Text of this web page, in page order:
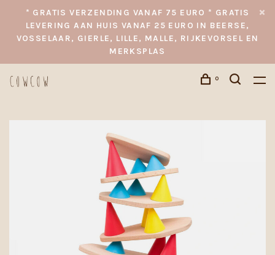
* GRATIS VERZENDING VANAF 75 EURO * GRATIS
LEVERING AAN HUIS VANAF 25 EURO IN BEERSE,
VOSSELAAR, GIERLE, LILLE, MALLE, RIJKEVORSEL EN
MERKSPLAS
0